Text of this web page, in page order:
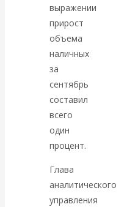
Валентин
Катасонов
считает, что
кризис в
банковской
сфере России
уже начался
выражении
прирост
объема
наличных
за
сентябрь
составил
всего
один
процент.
Глава
аналитического
управления